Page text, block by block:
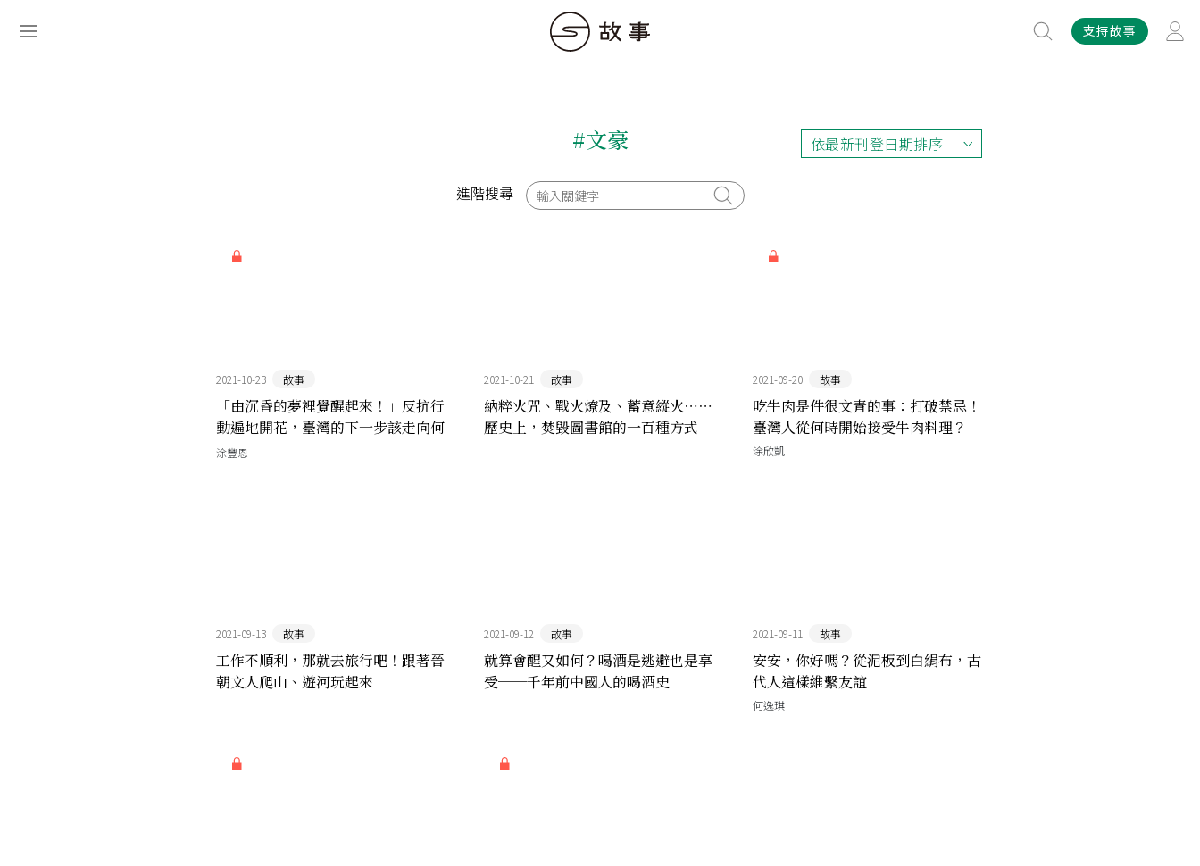
支持故事
#文豪 依最新刊登日期排序
依最新刊登日期排序
進階搜尋
2021-10-23 故事
「由沉昏的夢裡覺醒起來！」反抗行
動遍地開花，臺灣的下一步該走向何
方？｜文協1920最終章
涂豐恩
2021-10-21 故事
納粹火咒、戰火燎及、蓄意縱火⋯⋯
歷史上，焚毀圖書館的一百種方式
2021-09-20 故事
吃牛肉是件很文青的事：打破禁忌！
臺灣人從何時開始接受牛肉料理？
涂欣凱
2021-09-13 故事
工作不順利，那就去旅行吧！跟著晉
朝文人爬山、遊河玩起來
2021-09-12 故事
就算會醒又如何？喝酒是逃避也是享
受──千年前中國人的喝酒史
2021-09-11 故事
安安，你好嗎？從泥板到白絹布，古
代⼈這樣維繫友誼
何逸琪